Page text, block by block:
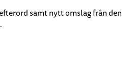
samt nytt omslag från den